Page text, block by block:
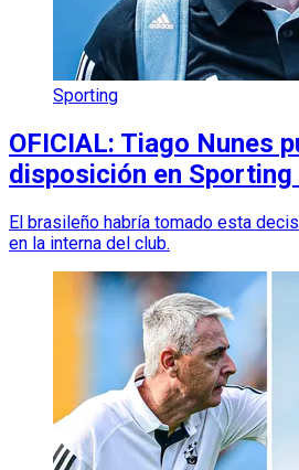
Sporting
OFICIAL: Tiago Nunes
disposición en Sporting
El brasileño habría tomado esta
en la interna del club.